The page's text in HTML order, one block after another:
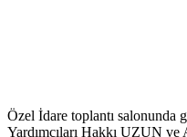
Özel İdare toplantı salonunda
Yardımcıları Hakkı UZUN